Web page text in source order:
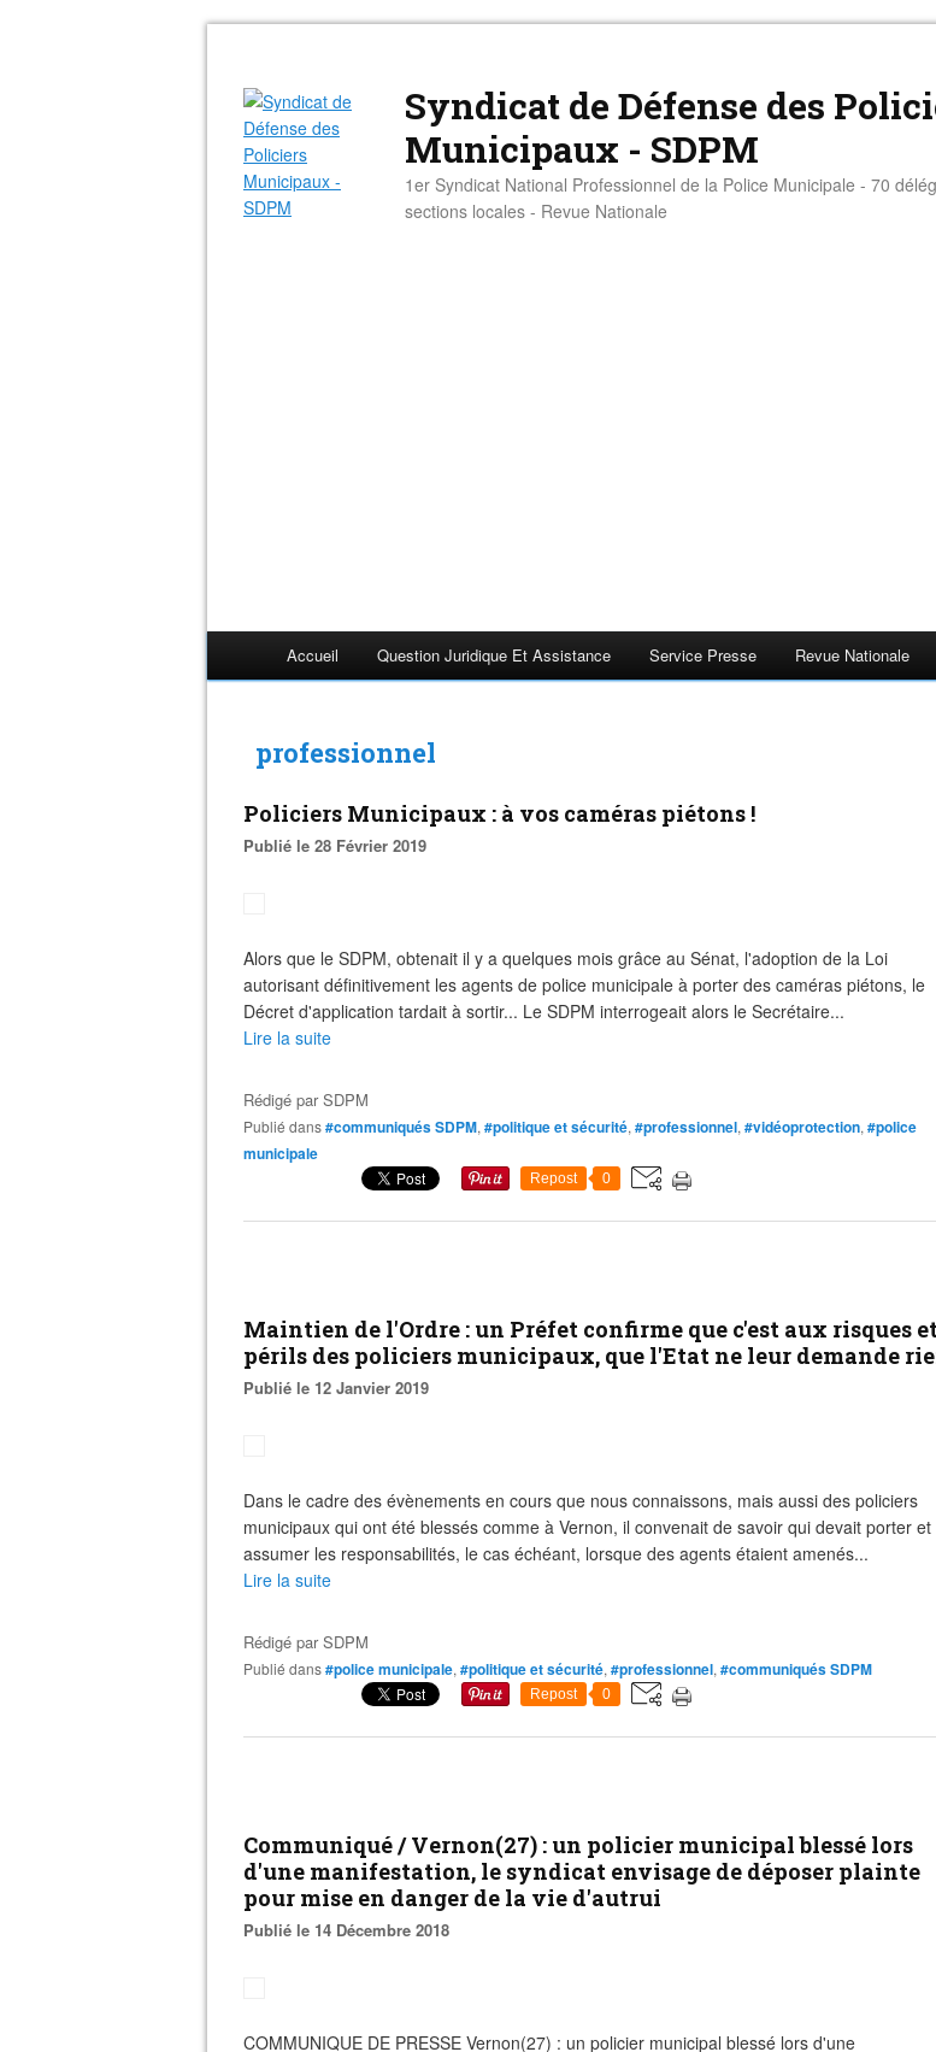
Syndicat de Défense des
Municipaux - SDPM
1er Syndicat National Professionnel de la Police Municipale - 70
sections locales - Revue Nationale
Accueil Question Juridique Et Assistance Service Presse Revue Nationale
professionnel
Policiers Municipaux : à vos caméras piétons !
Publié le 28 Février 2019
Alors que le SDPM, obtenait il y a quelques mois grâce au Sénat, l'adoption de la Loi
autorisant définitivement les agents de police municipale à porter des caméras piétons, le
Décret d'application tardait à sortir... Le SDPM interrogeait alors le Secrétaire...
Lire la suite
Rédigé parSDPM
Publié dans#communiqués SDPM, #politique et sécurité, #professionnel, #vidéoprotection, #police
municipale
Repost 0
Maintien de l'Ordre : un Préfet confirme que c'est aux risques
périls des policiers municipaux, que l'Etat ne leur demande
Publié le 12 Janvier 2019
Dans le cadre des évènements en cours que nous connaissons, mais aussi des policiers
municipaux qui ont été blessés comme à Vernon, il convenait de savoir qui devait porter et
assumer les responsabilités, le cas échéant, lorsque des agents étaient amenés...
Lire la suite
Rédigé parSDPM
Publié dans#police municipale, #politique et sécurité, #professionnel, #communiqués SDPM
Repost 0
Communiqué / Vernon(27) : un policier municipal blessé lors
d'une manifestation, le syndicat envisage de déposer plainte
pour mise en danger de la vie d'autrui
Publié le 14 Décembre 2018
COMMUNIQUE DE PRESSE Vernon(27) : un policier municipal blessé lors d'une